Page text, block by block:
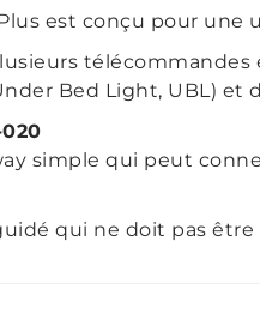
est conçu pour
Bed Light, UBL) et
simple qui peut
qui ne doit pas